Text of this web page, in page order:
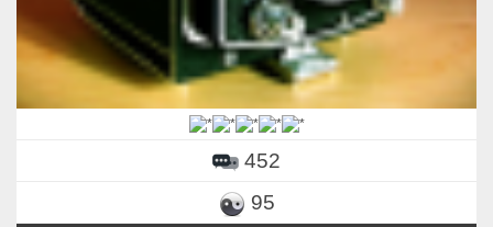
452
95